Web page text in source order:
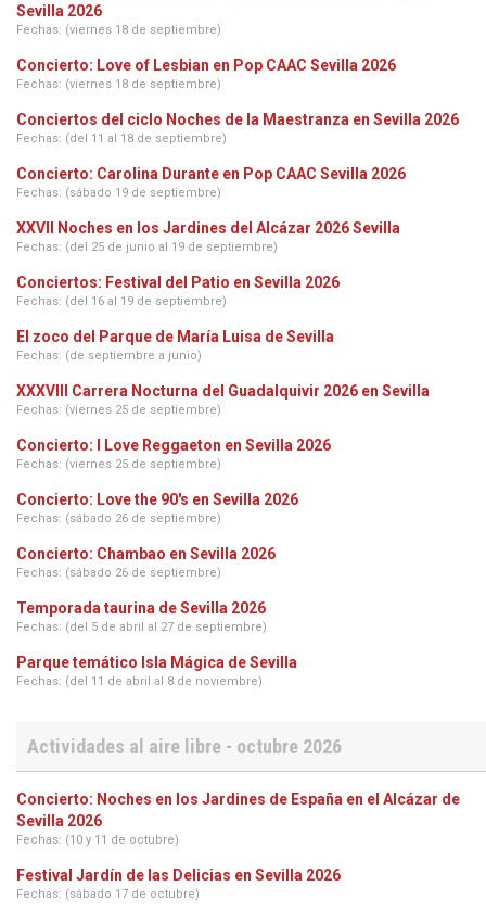
Sevilla 2026
Fechas: (viernes 18 de septiembre)
Concierto: Love of Lesbian en Pop CAAC Sevilla 2026
Fechas: (viernes 18 de septiembre)
Conciertos del ciclo Noches de la Maestranza en Sevilla 2026
Fechas: (del 11 al 18 de septiembre)
Concierto: Carolina Durante en Pop CAAC Sevilla 2026
Fechas: (sábado 19 de septiembre)
XXVII Noches en los Jardines del Alcázar 2026 Sevilla
Fechas: (del 25 de junio al 19 de septiembre)
Conciertos: Festival del Patio en Sevilla 2026
Fechas: (del 16 al 19 de septiembre)
El zoco del Parque de María Luisa de Sevilla
Fechas: (de septiembre a junio)
XXXVIII Carrera Nocturna del Guadalquivir 2026 en Sevilla
Fechas: (viernes 25 de septiembre)
Concierto: I Love Reggaeton en Sevilla 2026
Fechas: (viernes 25 de septiembre)
Concierto: Love the 90's en Sevilla 2026
Fechas: (sábado 26 de septiembre)
Concierto: Chambao en Sevilla 2026
Fechas: (sábado 26 de septiembre)
Temporada taurina de Sevilla 2026
Fechas: (del 5 de abril al 27 de septiembre)
Parque temático Isla Mágica de Sevilla
Fechas: (del 11 de abril al 8 de noviembre)
Actividades al aire libre - octubre 2026
Concierto: Noches en los Jardines de España en el Alcázar de
Sevilla 2026
Fechas: (10 y 11 de octubre)
Festival Jardín de las Delicias en Sevilla 2026
Fechas: (sábado 17 de octubre)